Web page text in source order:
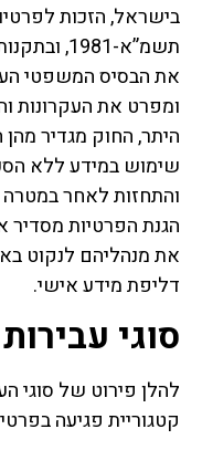
בישראל, הזכות
תשמ”א-
את הבסיס המשפטי
ומפרט את העקרונות
היתר, החוק מגדיר מהן
שימוש במידע ללא
והתחזות לאחר במטרה
הגנת הפרטיות מסדיר
את מנהליהם לנקוט
דליפת מידע אישי.
סוגי
להלן פירוט של סוגי
קטגוריית פגיעה